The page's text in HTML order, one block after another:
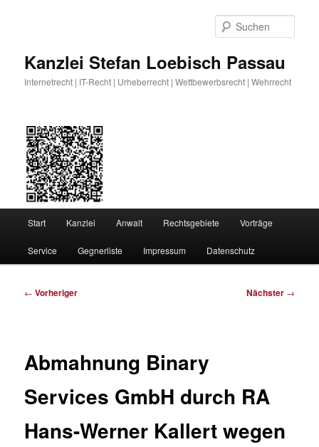
Kanzlei Stefan Loebisch Passau
Internetrecht | IT-Recht | Urheberrecht | Wettbewerbsrecht | Wehrrecht
Start Kanzlei Anwalt Rechtsgebiete Vorträge
Service Gegnerliste Impressum Datenschutz
Beitragsnavigation
← Vorheriger Nächster →
Abmahnung Binary
Services GmbH durch RA
Hans-Werner Kallert wegen